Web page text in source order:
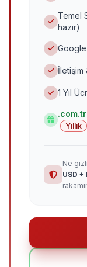
Temel
hazır)
İletişim
1 Yıl
Yıllık
Ne
USD +